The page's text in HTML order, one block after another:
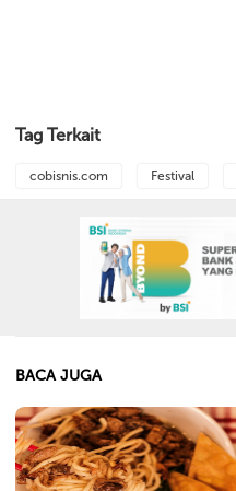
Tag Terkait
cobisnis.com Festival
BACA JUGA